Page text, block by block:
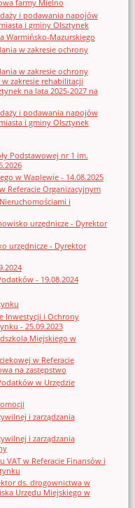
farmy Mielno
i podawania napojów
i gminy Olsztynek
Warmińsko-Mazurskiego
w zakresie ochrony
w zakresie ochrony
zakresie rehabilitacji
na lata 2025-2027 na
i podawania napojów
i gminy Olsztynek
Podstawowej nr 1 im.
w Waplewie - 14.08.2025
Referacie Organizacyjnym
i
urzędnicze - Dyrektor
urzędnicze - Dyrektor
- 19.08.2024
Inwestycji i Ochrony
- 25.09.2023
Miejskiego w
w Referacie
na zastępstwo
w Urzędzie
i zarządzania
i zarządzania
VAT w Referacie Finansów i
ds. drogownictwa w
Urzędu Miejskiego w